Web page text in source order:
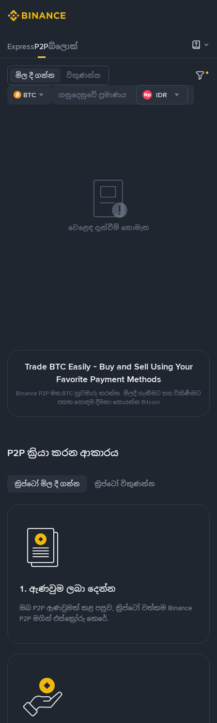
ExpressP2Pබ්ලොක්
මිල දී ගන්න විකුණන්න
BTC IDR
වෙළෙඳ දැන්වීම් නොමැත
Trade BTC Easily - Buy and Sell Using Your
Favorite Payment Methods
Binance P2P මත BTC හුවමාරු කරන්න. මිලදී ගැනීමට සහ විකිණීමට
පහත හොඳම දීමනා සොයන්න Bitcoin
P2P ක්‍රියා කරන ආකාරය
ක්‍රිප්ටෝ මිල දී ගන්න ක්‍රිප්ටෝ විකුණන්න
1. ඇණවුම ලබා දෙන්න
ඔබ P2P ඇණවුමක් කළ පසුව, ක්‍රිප්ටෝ වත්කම Binance
P2P මගින් එස්ක්‍රෝරු කෙරේ.